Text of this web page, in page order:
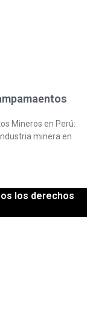
Mineros en Perú:
minera en
los derechos